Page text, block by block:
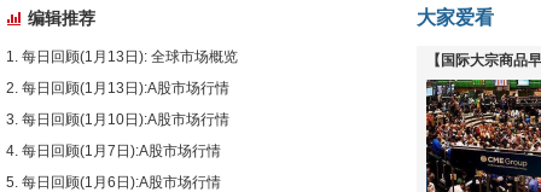
编辑推荐
每日回顾(1月13日): 全球市场概览
每日回顾(1月13日):A股市场行情
每日回顾(1月10日):A股市场行情
每日回顾(1月7日):A股市场行情
每日回顾(1月6日):A股市场行情
大家爱看
【国际大宗商品
下跌